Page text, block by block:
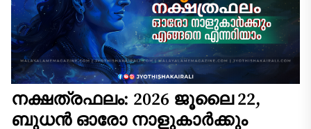
നക്ഷത്രഫലം: 2026 ജൂലൈ 22,
ബുധൻ ഓരോ നാളുകാർക്കും